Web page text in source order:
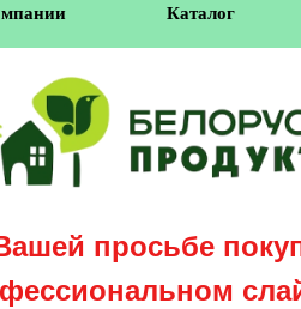
Каталог
просьбе